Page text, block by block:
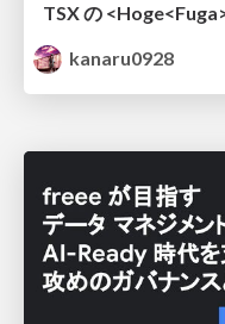
kanaru0928